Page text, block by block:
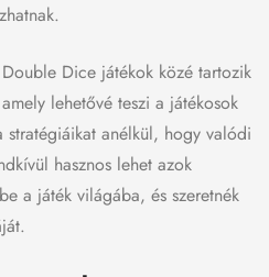
Dice játékok közé tartozik
lehetővé teszi a játékosok
anélkül, hogy valódi
hasznos lehet azok
a játék világába, és szeretnék